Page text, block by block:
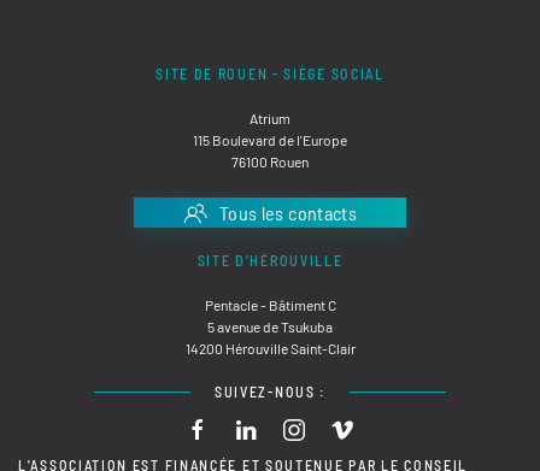
SITE DE ROUEN - SIÈGE SOCIAL
Atrium
115 Boulevard de l'Europe
76100 Rouen
Tous les contacts
SITE D'HÉROUVILLE
Pentacle - Bâtiment C
5 avenue de Tsukuba
14200 Hérouville Saint-Clair
SUIVEZ-NOUS :
L'ASSOCIATION EST FINANCÉE ET SOUTENUE PAR LE CONSEIL